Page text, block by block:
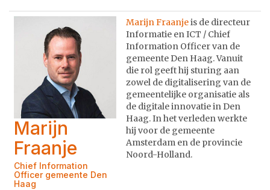
Marijn
Fraanje
Chief Information
Officer gemeente Den
Haag
Marijn Fraanjeis de directeur
Informatie en ICT / Chief
Information Officer van de
gemeente Den Haag. Vanuit
die rol geeft hij sturing aan
zowel de digitalisering van de
gemeentelijke organisatie als
de digitale innovatie in Den
Haag. In het verleden werkte
hij voor de gemeente
Amsterdam en de provincie
Noord-Holland.